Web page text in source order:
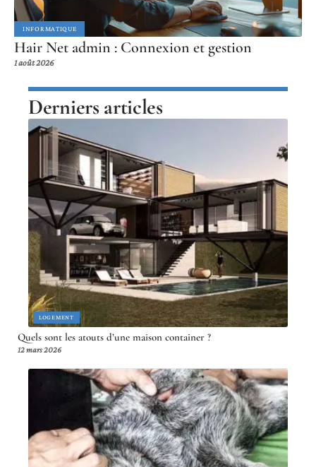
INFORMATIQUE
Hair Net admin : Connexion et gestion
1 août 2026
Derniers articles
LOGEMENT
Quels sont les atouts d’une maison container ?
12 mars 2026